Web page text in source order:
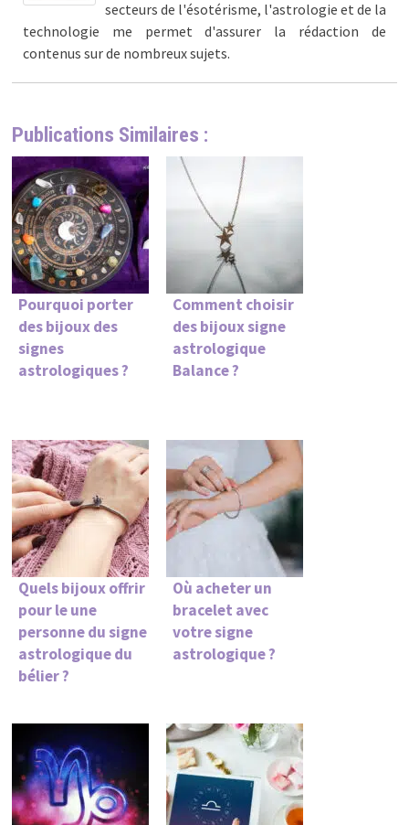
secteurs de l'ésotérisme, l'astrologie et de la
technologie me permet d'assurer la rédaction de
contenus sur de nombreux sujets.
Publications Similaires :
Pourquoi porter
des bijoux des
signes
astrologiques ?
Comment choisir
des bijoux signe
astrologique
Balance ?
Quels bijoux offrir
pour le une
personne du signe
astrologique du
bélier ?
Où acheter un
bracelet avec
votre signe
astrologique ?